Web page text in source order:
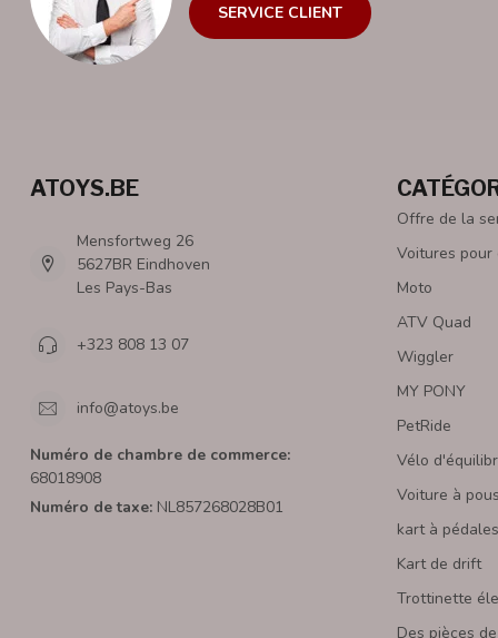
SERVICE CLIENT
ATOYS.BE
Mensfortweg 26
5627BR Eindhoven
Les Pays-Bas
+323 808 13 07
info@atoys.be
Numéro de chambre de commerce:
68018908
Numéro de taxe: NL857268028B01
Offre de la
Voitures pour
Moto
ATV Quad
Wiggler
MY PONY
PetRide
Vélo
Voiture à
kart à pédales
Kart de drift
Trottinette
Des pièces